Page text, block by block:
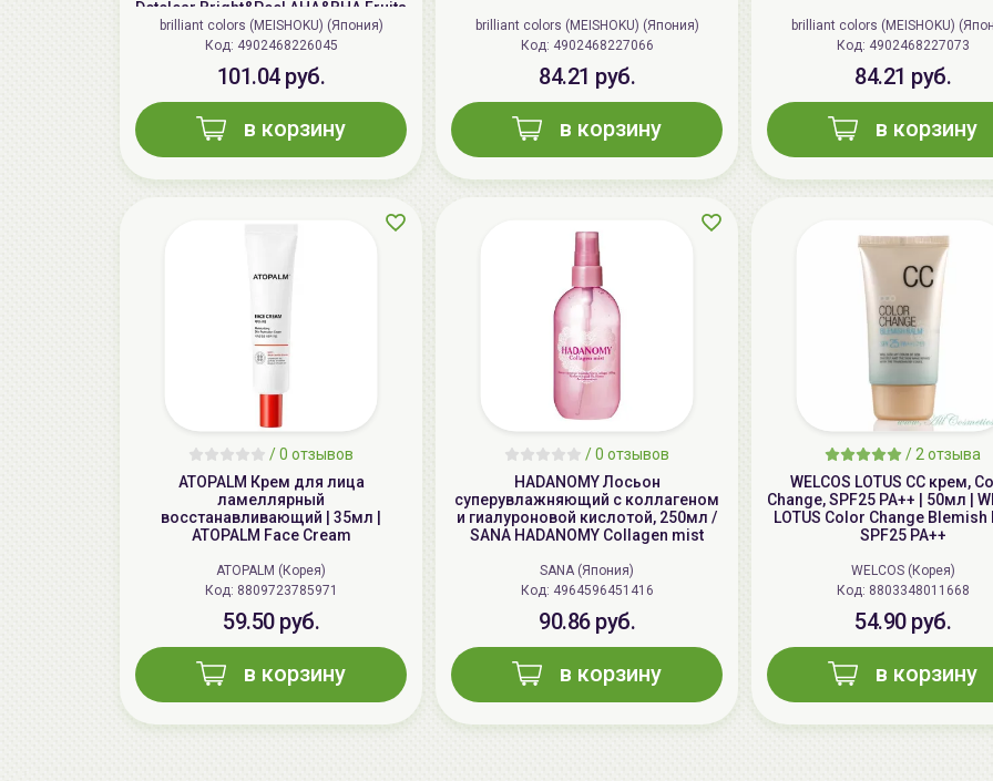
Detclear Bright&Peel AHA&BHA Fruits
Peeling Jelly
brilliant colors (MEISHOKU) (Япония)
Код: 4902468226045
101.04 руб.
в корзину
brilliant colors (MEISHOKU) (Япония)
Код: 4902468227066
84.21 руб.
в корзину
brilliant colors (MEISHOKU)
Код: 4902468227073
84.21 руб.
в корзину
/0 отзывов
ATOPALM Крем для лица
ламеллярный
восстанавливающий | 35мл |
ATOPALM Face Cream
ATOPALM (Корея)
Код: 8809723785971
59.50 руб.
в корзину
/0 отзывов
HADANOMY Лосьон
суперувлажняющий с коллагеном
и гиалуроновой кислотой, 250мл /
SANA HADANOMY Collagen mist
SANA (Япония)
Код: 4964596451416
90.86 руб.
в корзину
/2 отзыва
WELCOS LOTUS СС крем,
Change, SPF25 PA++ | 50мл |
LOTUS Color Change Blemish
SPF25 PA++
WELCOS (Корея)
Код: 8803348011668
54.90 руб.
в корзину